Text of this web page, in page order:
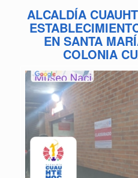
ALCALDÍA
EN SANTA
COLONIA